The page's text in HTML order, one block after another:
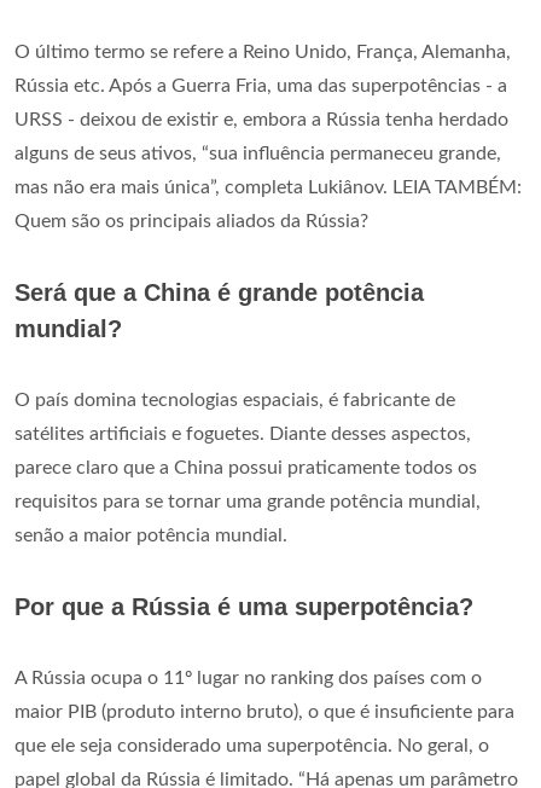
O último termo se refere a Reino Unido, França, Alemanha,
Rússia etc. Após a Guerra Fria, uma das superpotências - a
URSS - deixou de existir e, embora a Rússia tenha herdado
alguns de seus ativos, “sua influência permaneceu grande,
mas não era mais única”, completa Lukiânov. LEIA TAMBÉM:
Quem são os principais aliados da Rússia?
Será que a China é grande potência
mundial?
O país domina tecnologias espaciais, é fabricante de
satélites artificiais e foguetes. Diante desses aspectos,
parece claro que a China possui praticamente todos os
requisitos para se tornar uma grande potência mundial,
senão a maior potência mundial.
Por que a Rússia é uma superpotência?
A Rússia ocupa o 11º lugar no ranking dos países com o
maior PIB (produto interno bruto), o que é insuficiente para
que ele seja considerado uma superpotência. No geral, o
papel global da Rússia é limitado. “Há apenas um parâmetro